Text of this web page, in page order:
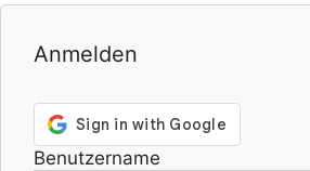
Anmelden
Benutzername